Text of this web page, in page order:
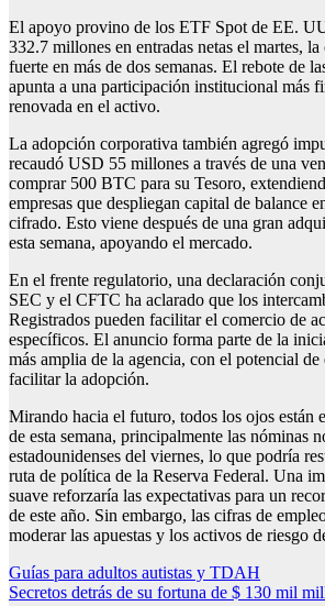
El apoyo provino de los ETF Spot de EE.
332.7 millones en entradas netas el martes,
fuerte en más de dos semanas. El rebote de
apunta a una participación institucional más
renovada en el activo.
La adopción corporativa también agregó
recaudó USD 55 millones a través de una
comprar 500 BTC para su Tesoro,
empresas que despliegan capital de balance
cifrado. Esto viene después de una gran
esta semana, apoyando el mercado.
En el frente regulatorio, una declaración
SEC y el CFTC ha aclarado que los
Registrados pueden facilitar el comercio de
específicos. El anuncio forma parte de la
más amplia de la agencia, con el potencial
facilitar la adopción.
Mirando hacia el futuro, todos los ojos están
de esta semana, principalmente las nóminas
estadounidenses del viernes, lo que podría
ruta de política de la Reserva Federal. Una
suave reforzaría las expectativas para un
de este año. Sin embargo, las cifras de
moderar las apuestas y los activos de riesgo
Post
Guías para adultos autistas y TDAH
Secretos detrás de su fortuna de $ 130 mil